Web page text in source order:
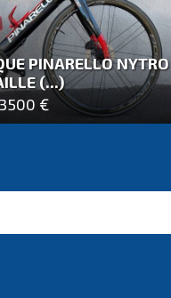
PINARELLO NYTRO
(...)
3500 €